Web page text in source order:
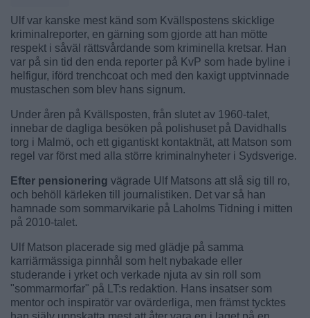
Ulf var kanske mest känd som Kvällspostens skicklige
kriminalreporter, en gärning som gjorde att han mötte
respekt i såväl rättsvårdande som kriminella kretsar. Han
var på sin tid den enda reporter på KvP som hade byline i
helfigur, iförd trenchcoat och med den kaxigt upptvinnade
mustaschen som blev hans signum.
Under åren på Kvällsposten, från slutet av 1960-talet,
innebar de dagliga besöken på polishuset på Davidhalls
torg i Malmö, och ett gigantiskt kontaktnät, att Matson som
regel var först med alla större kriminalnyheter i Sydsverige.
Efter pensionering vägrade Ulf Matsons att slå sig till ro,
och behöll kärleken till journalistiken. Det var så han
hamnade som sommarvikarie på Laholms Tidning i mitten
på 2010-talet.
Ulf Matson placerade sig med glädje på samma
karriärmässiga pinnhål som helt nybakade eller
studerande i yrket och verkade njuta av sin roll som
"sommarmorfar" på LT:s redaktion. Hans insatser som
mentor och inspiratör var ovärderliga, men främst tycktes